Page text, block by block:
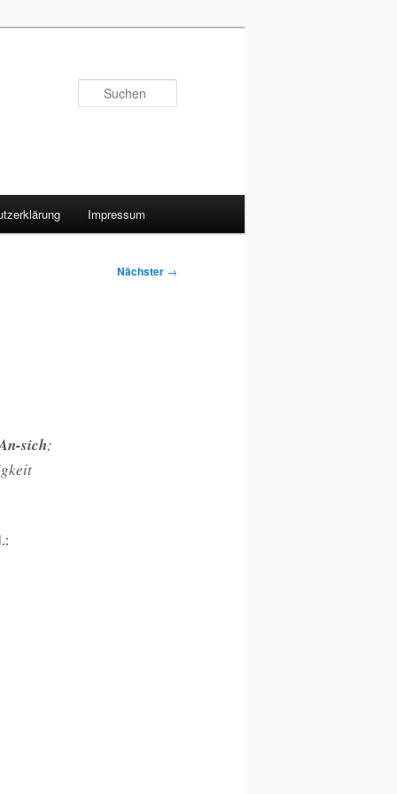
Impressum
Nächster →
sich;